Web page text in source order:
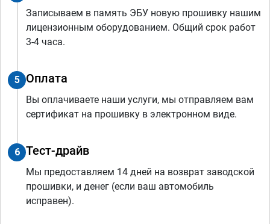
Записываем в память ЭБУ новую прошивку нашим
лицензионным оборудованием. Общий срок работ
3-4 часа.
5 Оплата
Вы оплачиваете наши услуги, мы отправляем вам
сертификат на прошивку в электронном виде.
6 Тест-драйв
Мы предоставляем 14 дней на возврат заводской
прошивки, и денег (если ваш автомобиль
исправен).